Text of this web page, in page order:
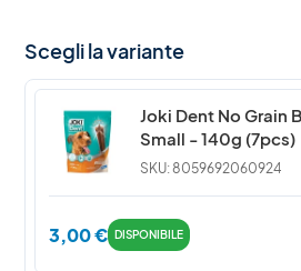
Scegli la variante
Joki Dent No Grain
Small - 140g (7pcs)
SKU: 8059692060924
3,00€ DISPONIBILE